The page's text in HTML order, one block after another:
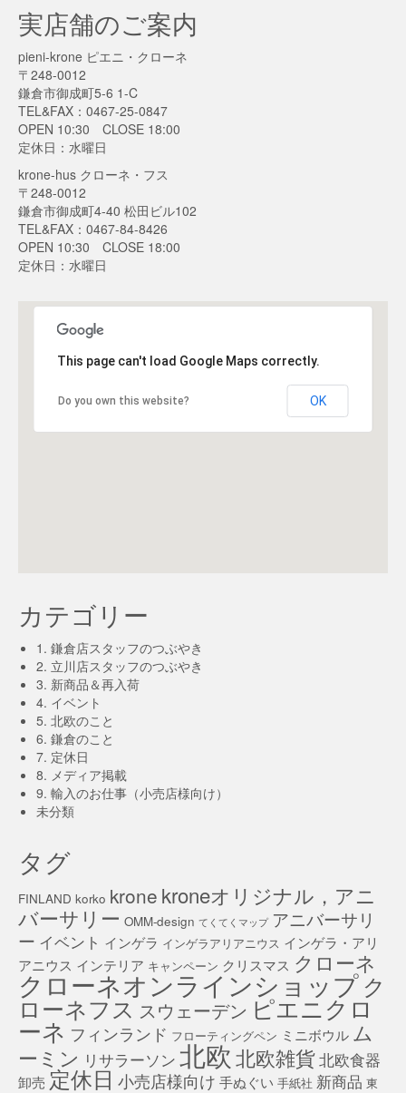
実店舗のご案内
pieni-krone ピエニ・クローネ
〒248-0012
鎌倉市御成町5-6 1-C
TEL&FAX：0467-25-0847
OPEN 10:30 CLOSE 18:00
定休日：水曜日
krone-hus クローネ・フス
〒248-0012
鎌倉市御成町4-40 松田ビル102
TEL&FAX：0467-84-8426
OPEN 10:30 CLOSE 18:00
定休日：水曜日
This page can't load Google Maps correctly.
Do you own this website? OK
カテゴリー
1. 鎌倉店スタッフのつぶやき
2. 立川店スタッフのつぶやき
3. 新商品＆再入荷
4. イベント
5. 北欧のこと
6. 鎌倉のこと
7. 定休日
8. メディア掲載
9. 輸入のお仕事（小売店様向け）
未分類
タグ
FINLAND korko krone kroneオリジナル，アニ
バーサリー OMM-design てくてくマップ アニバーサリ
ー イベント インゲラ インゲラアリアニウス インゲラ・アリ
アニウス インテリア キャンペーン クリスマス クローネ
クローネオンラインショップク
ローネフススウェーデン ピエニクロ
ーネ フィンランド フローティングペン ミニボウル ム
ーミン リサラーソン 北欧北欧雑貨北欧食器
卸売 定休日 小売店様向け 手ぬぐい 手紙社 新商品 東